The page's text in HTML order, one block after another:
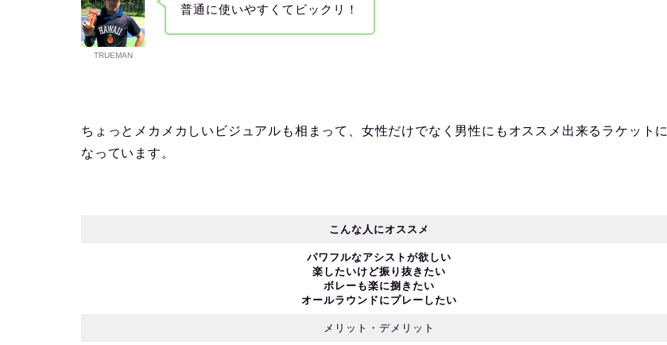
TRUEMAN
普通に使いやすくてビックリ！
ちょっとメカメカしいビジュアルも相まって、女性だけでなく男性にもオススメ出来るラケットに
なっています。
こんな人にオススメ
パワフルなアシストが欲しい
楽したいけど振り抜きたい
ボレーも楽に捌きたい
オールラウンドにプレーしたい
メリット・デメリット